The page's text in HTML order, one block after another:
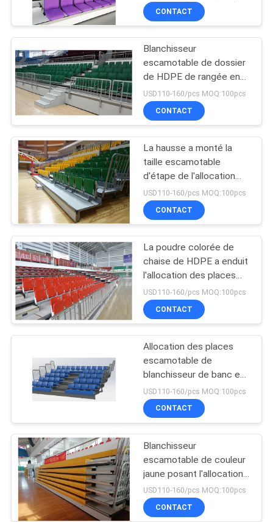
DEMANDEZ
UNE
CITATION
PLAN
DU
SITE
PRIVACY
POLICY
CONTACT
Blanchisseur
escamotable de dossier
de HDPE de rangée en
plastique de la chaise
300mm posant la couleur
verte
USD110-160/pcs MOQ:100pcs
CONTACT
La hausse a monté la
taille escamotable
d'étape de l'allocation
des places 300mm de
blanchisseur
USD110-160/pcs MOQ:100pcs
CONTACT
La poudre colorée de
chaise de HDPE a enduit
l'allocation des places
escamotable de
blanchisseur
USD110-160/pcs MOQ:100pcs
CONTACT
Allocation des places
escamotable de
blanchisseur de banc en
acier du HDPE Q235
USD110-160/pcs MOQ:100pcs
CONTACT
Blanchisseur
escamotable de couleur
jaune posant l'allocation
des places à gradins
escamotable d'anti
glissement
USD110-160/pcs MOQ:100pcs
CONTACT